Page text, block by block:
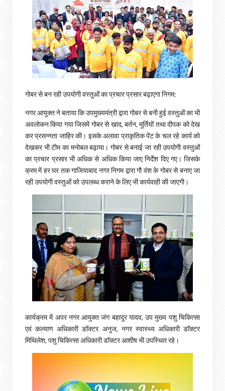
गोबर से बन रही उपयोगी वस्तुओं का प्रचार प्रसार बढ़ाएगा निगम:
नगर आयुक्त ने बताया कि उपमुख्यमंत्री द्वारा गोबर से बनी हुई वस्तुओं का भी
अवलोकन किया गया जिसमें गोबर से खाद, बर्तन, मूर्तियों तथा दीपक को देख
कर प्रसन्नता जाहिर की। इसके अलावा प्राकृतिक पेंट के चल रहे कार्य को
देखकर भी टीम का मनोबल बढ़ाया। गोबर से बनाई जा रही उपयोगी वस्तुओं
का प्रचार प्रसार भी अधिक से अधिक किया जाए निर्देश दिए गए। जिसके
क्रम में हर घर तक गाजियाबाद नगर निगम द्वारा गौ वंश के गोबर से बनाए जा
रही उपयोगी वस्तुओं को उपलब्ध कराने के लिए भी कार्यवाही की जाएगी।
कार्यक्रम में अपर नगर आयुक्त जंग बहादुर यादव, उप मुख्य पशु चिकित्सा
एवं कल्याण अधिकारी डॉक्टर अनुज, नगर स्वास्थ्य अधिकारी डॉक्टर
मिथिलेश, पशु चिकित्सा अधिकारी डॉक्टर आशीष भी उपस्थित रहे।